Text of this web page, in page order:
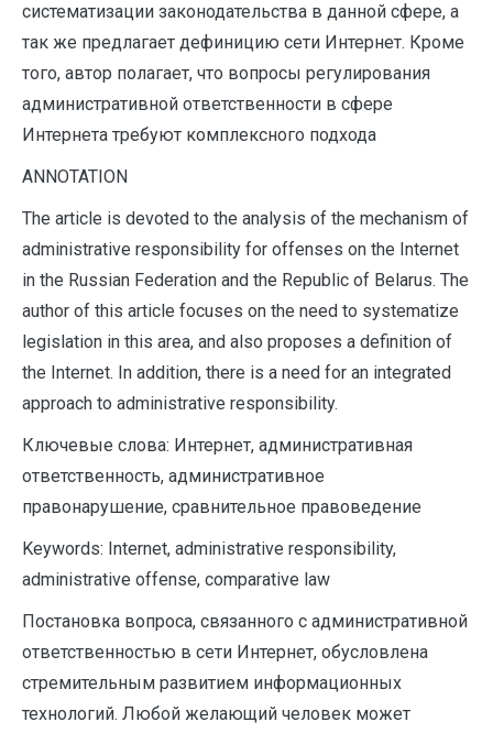
систематизации законодательства в данной сфере, а
так же предлагает дефиницию сети Интернет. Кроме
того, автор полагает, что вопросы регулирования
административной ответственности в сфере
Интернета требуют комплексного подхода
ANNOTATION
The article is devoted to the analysis of the mechanism of
administrative responsibility for offenses on the Internet
in the Russian Federation and the Republic of Belarus. The
author of this article focuses on the need to systematize
legislation in this area, and also proposes a definition of
the Internet. In addition, there is a need for an integrated
approach to administrative responsibility.
Ключевые слова: Интернет, административная
ответственность, административное
правонарушение, сравнительное правоведение
Keywords: Internet, administrative responsibility,
administrative offense, comparative law
Постановка вопроса, связанного с административной
ответственностью в сети Интернет, обусловлена
стремительным развитием информационных
технологий. Любой желающий человек может